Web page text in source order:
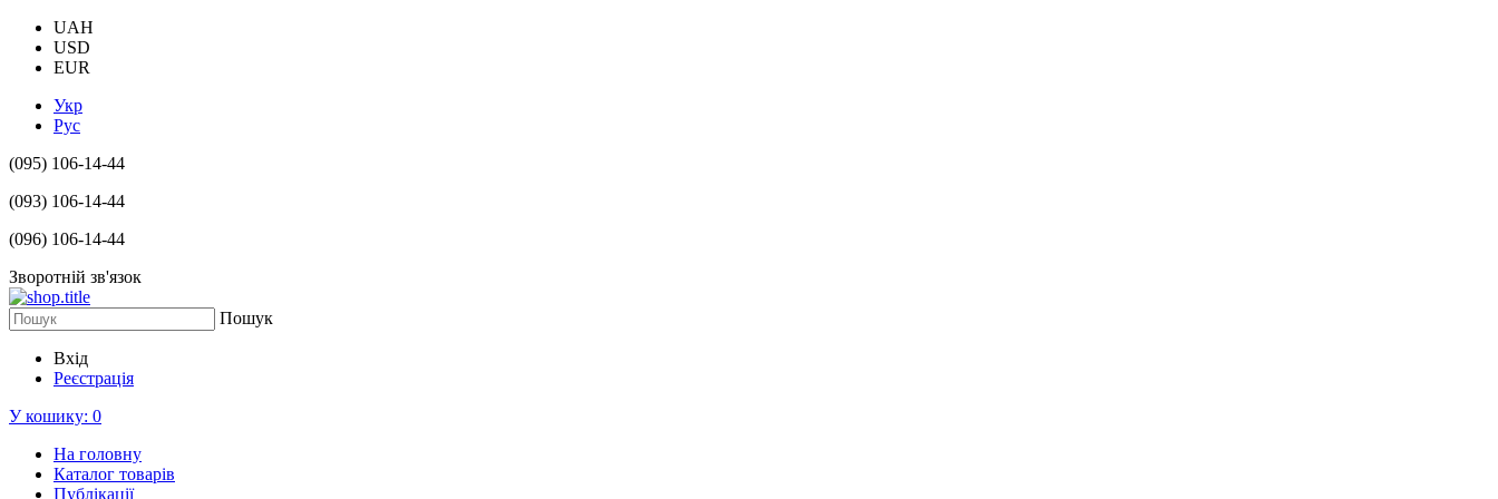
UAH
USD
EUR
Укр
Рус
(095) 106-14-44
(093) 106-14-44
(096) 106-14-44
Зворотній зв'язок
Пошук
Вхід
Реєстрація
У кошику: 0
На головну
Каталог товарів
Публікації